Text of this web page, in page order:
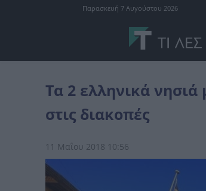
Παρασκευή 7 Αυγούστου 2026
Τα 2 ελληνικά
στις διακοπές
11 Μαΐου 2018 10:56